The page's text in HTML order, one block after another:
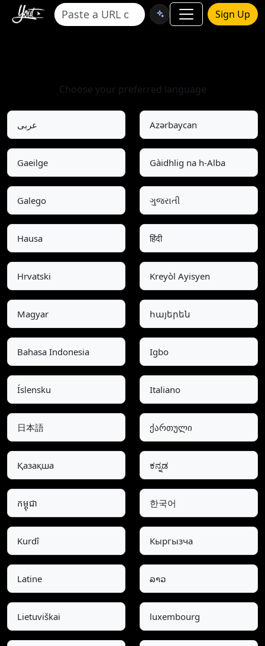
Sign Up
Choose your preferred language
عربى Azərbaycan
Gaeilge Gàidhlig na h-Alba
Galego ગુજરાતી
Hausa हिंदी
Hrvatski Kreyòl Ayisyen
Magyar հայերեն
Bahasa Indonesia Igbo
Íslensku Italiano
日本語 ქართული
Қазақша ಕನ್ನಡ
កម្ពុជា 한국어
Kurdî Кыргызча
Latine ລາວ
Lietuviškai luxembourg